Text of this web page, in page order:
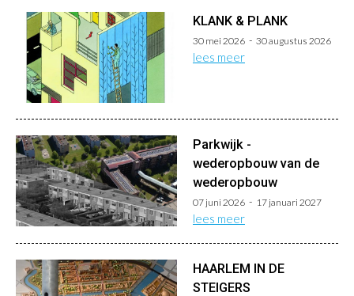
KLANK & PLANK
30 mei 2026 30 augustus 2026
lees meer
Parkwijk -
wederopbouw van de
wederopbouw
07 juni 2026 17 januari 2027
lees meer
HAARLEM IN DE
STEIGERS